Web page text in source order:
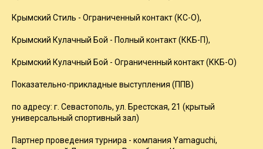
Крымский Стиль - Ограниченный контакт (КС-О),
Крымский Кулачный Бой - Полный контакт (ККБ-П),
Крымский Кулачный Бой - Ограниченный контакт (ККБ-О)
Показательно-прикладные выступления (ППВ)
по адресу: г. Севастополь, ул. Брестская, 21 (крытый
универсальный спортивный зал)
Партнер проведения турнира - компания Yamaguchi,